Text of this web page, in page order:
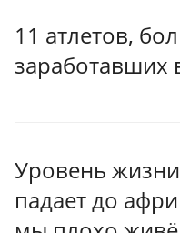
11 атлетов,
заработавших
Уровень жизни
падает до